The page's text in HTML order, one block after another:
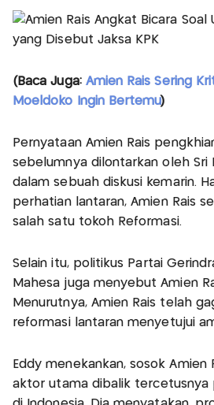
(Baca Juga: Amien Rais Sering
Moeldoko Ingin Bertemu)
Pernyataan Amien Rais
sebelumnya dilontarkan oleh Sri
dalam sebuah diskusi kemarin.
perhatian lantaran, Amien Rais
salah satu tokoh Reformasi.
Selain itu, politikus Partai
Mahesa juga menyebut Amien
Menurutnya, Amien Rais telah
reformasi lantaran menyetujui
Eddy menekankan, sosok Amien
aktor utama dibalik tercetusnya